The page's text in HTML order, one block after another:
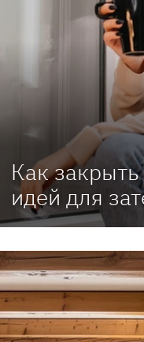
Как
идей для